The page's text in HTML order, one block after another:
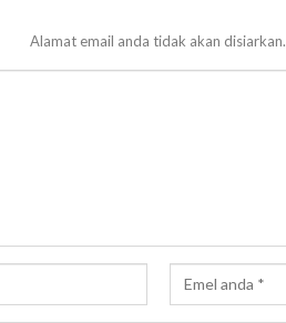
Alamat email anda tidak akan disiarkan.